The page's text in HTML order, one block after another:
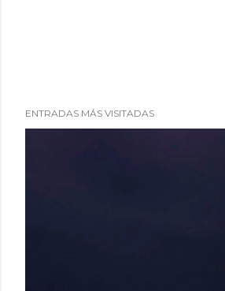
ENTRADAS MÁS VISITADAS